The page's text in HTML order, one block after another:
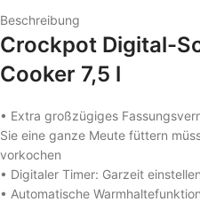
Beschreibung
Crockpot Digital-
Cooker 7,5 l
• Extra großzügiges
Sie eine ganze Meute füttern
vorkochen
• Digitaler Timer: Garzeit
• Automatische